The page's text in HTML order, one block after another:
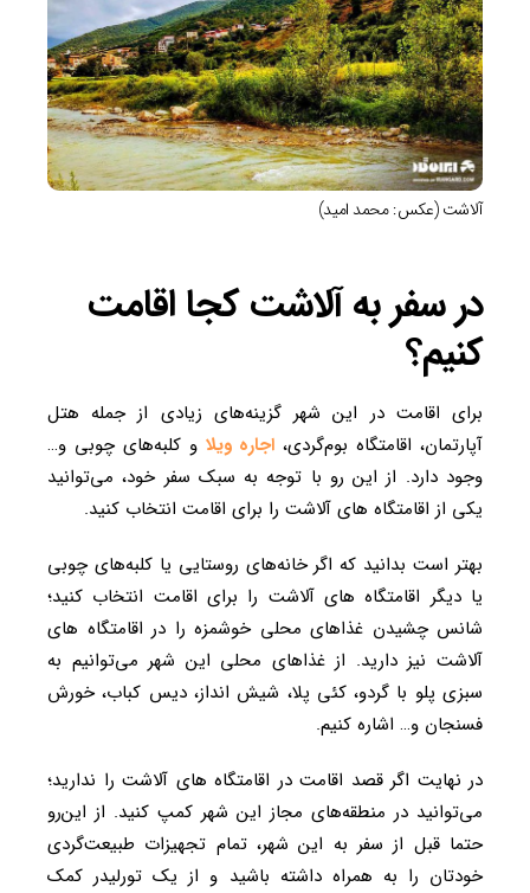
آلاشت (عکس: محمد امید)
در سفر به آلاشت کجا اقامت
کنیم؟
برای اقامت در این شهر گزینه‌های زیادی از جمله هتل
آپارتمان، اقامتگاه بوم‎‌گردی،
اجاره ویلا و کلبه‌های چوبی و…
وجود دارد. از این رو با توجه به سبک سفر خود، می‌توانید
یکی از اقامتگاه های آلاشت را برای اقامت انتخاب کنید.
بهتر است بدانید که اگر خانه‌های روستایی یا کلبه‌های چوبی
یا دیگر اقامتگاه های آلاشت را برای اقامت انتخاب کنید؛
شانس چشیدن غذاهای محلی خوشمزه را در اقامتگاه های
آلاشت نیز دارید. از غذاهای محلی این شهر می‌توانیم به
سبزی پلو با گردو، کئی پلا، شیش انداز، دیس کباب، خورش
فسنجان و… اشاره کنیم.
در نهایت اگر قصد اقامت در اقامتگاه های آلاشت را ندارید؛
می‌توانید در منطقه‌های مجاز این شهر کمپ کنید. از این‌رو
حتما قبل از سفر به این شهر، تمام تجهیزات طبیعت‌گردی
خودتان را به همراه داشته باشید و از یک تورلیدر کمک